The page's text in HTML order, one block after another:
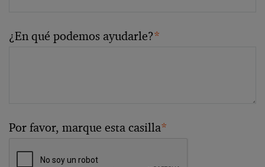
¿En qué podemos ayudarle?*
Por favor, marque esta casilla*